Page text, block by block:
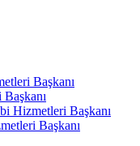
Başkanı
Hizmetleri Başkanı
Başkanı